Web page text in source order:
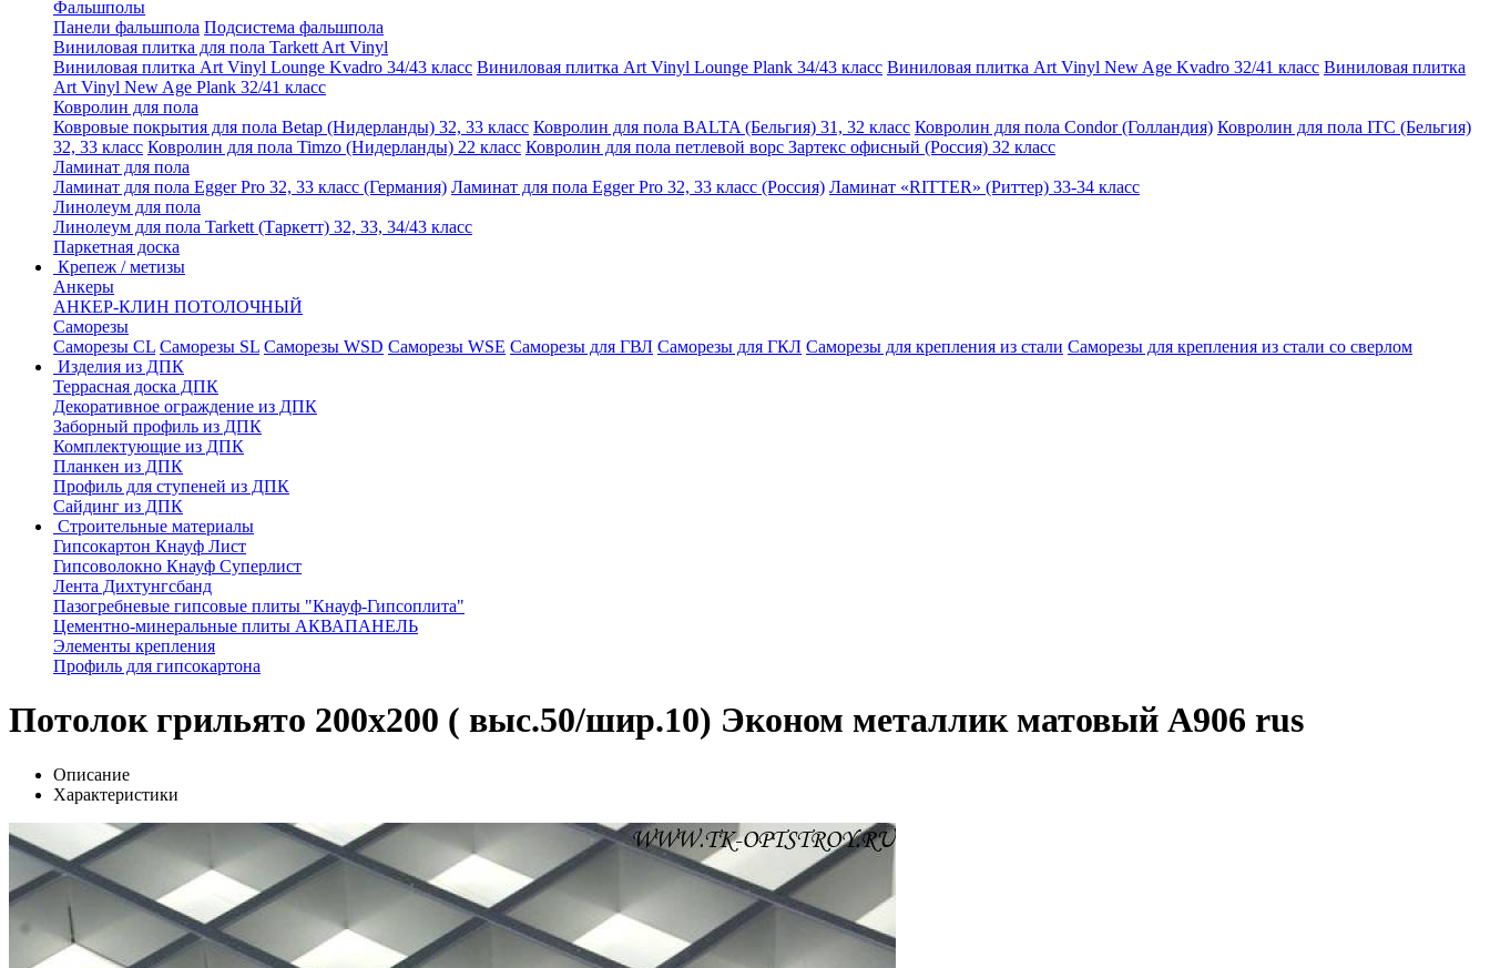
Фальшполы
Панели фальшпола Подсистема фальшпола
Виниловая плитка для пола Tarkett Art Vinyl
Виниловая плитка Art Vinyl Lounge Kvadro 34/43 класс Виниловая плитка Art Vinyl Lounge Plank 34/43 класс Виниловая плитка Art Vinyl New Age Kvadro 32/41 класс Виниловая плитка
Art Vinyl New Age Plank 32/41 класс
Ковролин для пола
Ковровые покрытия для пола Betap (Нидерланды) 32, 33 класс Ковролин для пола BALTA (Бельгия) 31, 32 класс Ковролин для пола Condor (Голландия) Ковролин для пола ITC (Бельгия)
32, 33 класс Ковролин для пола Timzo (Нидерланды) 22 класс Ковролин для пола петлевой ворс Зартекс офисный (Россия) 32 класс
Ламинат для пола
Ламинат для пола Egger Pro 32, 33 класс (Германия) Ламинат для пола Egger Pro 32, 33 класс (Россия) Ламинат «RITTER» (Риттер) 33-34 класс
Линолеум для пола
Линолеум для пола Tarkett (Таркетт) 32, 33, 34/43 класс
Паркетная доска
Крепеж / метизы
Анкеры
АНКЕР-КЛИН ПОТОЛОЧНЫЙ
Саморезы
Саморезы CL Саморезы SL Саморезы WSD Саморезы WSE Саморезы для ГВЛ Саморезы для ГКЛ Саморезы для крепления из стали Саморезы для крепления из стали со сверлом
Изделия из ДПК
Террасная доска ДПК
Декоративное ограждение из ДПК
Заборный профиль из ДПК
Комплектующие из ДПК
Планкен из ДПК
Профиль для ступеней из ДПК
Сайдинг из ДПК
Строительные материалы
Гипсокартон Кнауф Лист
Гипсоволокно Кнауф Суперлист
Лента Дихтунгсбанд
Пазогребневые гипсовые плиты "Кнауф-Гипсоплита"
Цементно-минеральные плиты АКВАПАНЕЛЬ
Элементы крепления
Профиль для гипсокартона
Потолок грильято 200х200 ( выс.50/шир.10) Эконом металлик матовый А906 rus
Описание
Характеристики